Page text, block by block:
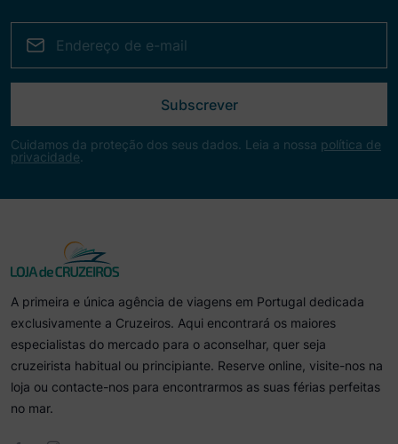
Subscrever
Cuidamos da proteção dos seus dados. Leia a nossa política de
privacidade
A primeira e única agência de viagens em Portugal dedicada
exclusivamente a Cruzeiros. Aqui encontrará os maiores
especialistas do mercado para o aconselhar, quer seja
cruzeirista habitual ou principiante. Reserve online, visite-nos na
loja ou contacte-nos para encontrarmos as suas férias perfeitas
no mar.